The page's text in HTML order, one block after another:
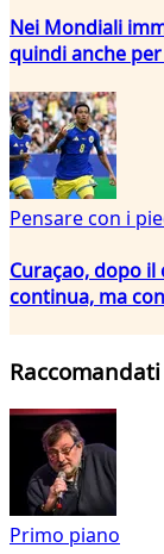
Nei Mondiali
quindi anche
Pensare con i
Curaçao, dopo
continua, ma
Primo piano